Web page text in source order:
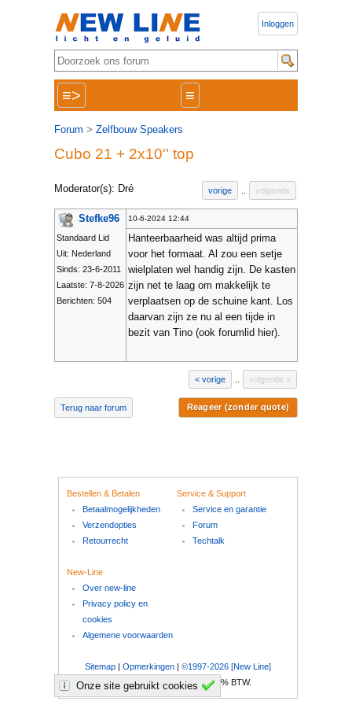
Inloggen
≡> ≡
Forum > Zelfbouw Speakers
Cubo 21 + 2x10'' top
Moderator(s): Dré vorige volgende
Stefke96
Standaard Lid
Uit: Nederland
Sinds: 23-6-2011
Laatste: 7-8-2026
Berichten: 504
10-6-2024 12:44
Hanteerbaarheid was altijd prima
voor het formaat. Al zou een setje
wielplaten wel handig zijn. De kasten
zijn net te laag om makkelijk te
verplaatsen op de schuine kant. Los
daarvan zijn ze nu al een tijde in
bezit van Tino (ook forumlid hier).
vorige volgende
Terug naar forum Reageer (zonder quote)
Bestellen & Betalen
Betaalmogelijkheden
Verzendopties
Retourrecht
Service & Support
Service en garantie
Forum
Techtalk
New-Line
Over new-line
Privacy policy en
cookies
Algemene voorwaarden
Sitemap | Opmerkingen | ©1997-2026 [New Line]
Al onze prijzen zijn inclusief 21% BTW.
Onze site gebruikt cookies